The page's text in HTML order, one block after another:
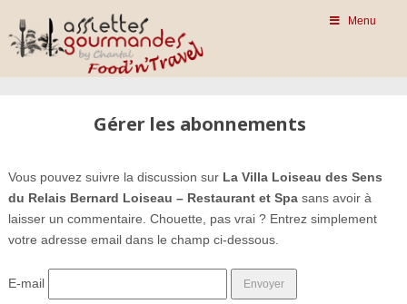
Menu
Gérer les abonnements
Vous pouvez suivre la discussion sur La Villa Loiseau des Sens
du Relais Bernard Loiseau – Restaurant et Spasans avoir à
laisser un commentaire. Chouette, pas vrai ? Entrez simplement
votre adresse email dans le champ ci-dessous.
E-mail